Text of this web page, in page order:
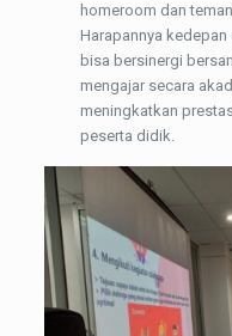
homeroom dan
Harapannya
bisa bersinergi
mengajar secara
meningkatkan
peserta didik.